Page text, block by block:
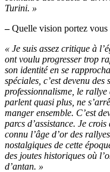
Turini. »
–Quelle vision portez vous
« Je suis assez critique à
ont voulu progresser trop
son identité en se
spéciales, c’est devenu
professionnalisme, le
parlent quasi plus, ne
manger ensemble. C’est
parcs d’assistance. Je
connu l’âge d’or des
nostalgiques de cette
des joutes historiques où
d’antan. »